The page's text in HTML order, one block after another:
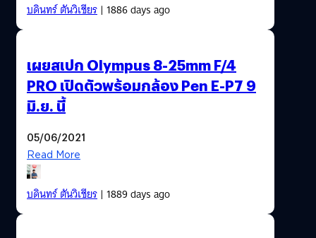
บดินทร์ ตันวิเชียร| 1886 days ago
เผยสเปก Olympus 8-25mm F/4
PRO เปิดตัวพร้อมกล้อง Pen E-P7 9
มิ.ย. นี้
05/06/2021
Read More
บดินทร์ ตันวิเชียร| 1889 days ago